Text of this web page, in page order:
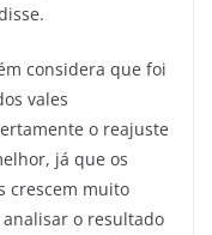
considera que foi
vales
o reajuste
já que os
crescem muito
o resultado